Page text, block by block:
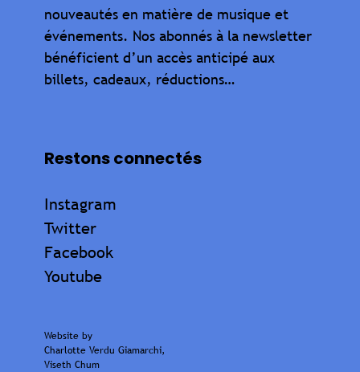
nouveautés en matière de musique et
événements. Nos abonnés à la newsletter
bénéficient d’un accès anticipé aux
billets, cadeaux, réductions…
Restons connectés
Instagram
Twitter
Facebook
Youtube
Website by
Charlotte Verdu Giamarchi,
Viseth Chum